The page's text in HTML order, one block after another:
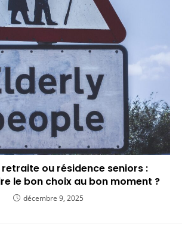
ou résidence seniors :
le bon choix au bon moment ?
décembre 9, 2025